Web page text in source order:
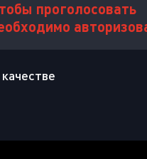
проголосовать